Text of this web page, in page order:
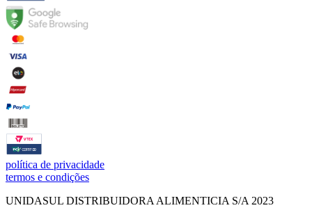
política de privacidade
termos e condições
UNIDASUL DISTRIBUIDORA ALIMENTICIA S/A 2023